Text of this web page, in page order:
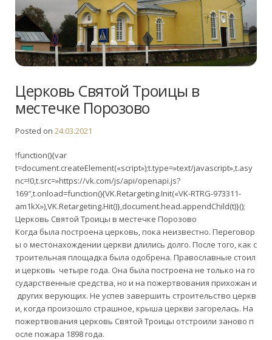
Церковь Святой Троицы в
местечке Порозово
Posted on 24.03.2021
!function(){var
t=document.createElement(«script»);t.type=»text/javascript»,t.asy
nc=!0,t.src=»https://vk.com/js/api/openapi.js?
169″,t.onload=function(){VK.Retargeting.Init(«VK-RTRG-973311-
am1kX»),VK.Retargeting.Hit()},document.head.appendChild(t)}();
Церковь Святой Троицы в местечке Порозово
Когда была построена церковь, пока неизвестно. Переговор
ы о местонахождении церкви длились долго. После того, как с
троительная площадка была одобрена. Православные стоил
и церковь четыре года. Она была построена не только на го
сударственные средства, но и на пожертвования прихожан и
других верующих. Не успев завершить строительство церкв
и, когда произошло страшное, крыша церкви загорелась. На
пожертвования церковь Святой Троицы отстроили заново п
осле пожара 1898 года.